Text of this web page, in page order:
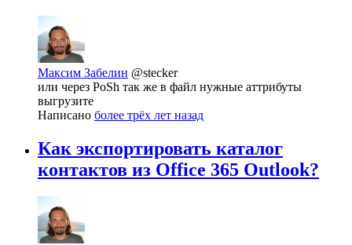
Максим Забелин @stecker
или через PoSh так же в файл нужные аттрибуты
выгрузите
Написано более трёх лет назад
Как экспортировать каталог
контактов из Office 365 Outlook?